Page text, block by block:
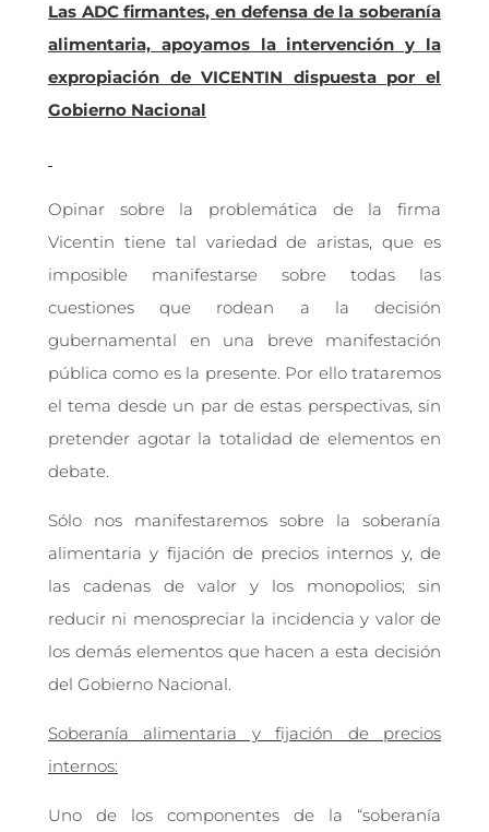
Las ADC firmantes, en defensa de la soberanía
alimentaria, apoyamos la intervención y la
expropiación de VICENTIN dispuesta por el
Gobierno Nacional
Opinar sobre la problemática de la firma
Vicentin tiene tal variedad de aristas, que es
imposible manifestarse sobre todas las
cuestiones que rodean a la decisión
gubernamental en una breve manifestación
pública como es la presente. Por ello trataremos
el tema desde un par de estas perspectivas, sin
pretender agotar la totalidad de elementos en
debate.
Sólo nos manifestaremos sobre la soberanía
alimentaria y fijación de precios internos y, de
las cadenas de valor y los monopolios; sin
reducir ni menospreciar la incidencia y valor de
los demás elementos que hacen a esta decisión
del Gobierno Nacional.
Soberanía alimentaria y fijación de precios
internos:
Uno de los componentes de la “soberanía